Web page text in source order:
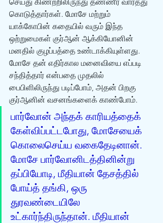
கொடுத்தார்கள். மோசே மற்றும்
யாக்கோபின் கதையில் வரும் இந்த
ஒற்றுமைகள் குர்‍ஆன் ஆக்கியோனின்
மனதில் குழப்பத்தை உண்டாக்கியுள்ளது.
மோசே தன் எதிர்கால மனைவியை எப்படி
சந்தித்தார் என்பதை முதலில்
பைபிளிலிருந்து படிப்போம், அதன் பிறகு
குர்‍ஆனின் வசனங்களைக் காண்போம்.
பார்வோன் அந்தக் காரியத்தைக்
கேள்விப்பட்டபோது, மோசேயைக்
கொலைசெய்ய வகைதேடினான்.
மோசே பார்வோனிடத்தினின்று
தப்பியோடி, மீதியான் தேசத்தில்
போய்த் தங்கி, ஒரு
துரவண்டையிலே
உட்கார்ந்திருந்தான். மீதியான்